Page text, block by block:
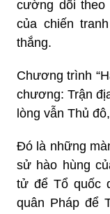
cường dõi
của chiến
thắng.
Chương trình
chương: Trận
lòng vẫn Thủ
Đó là những
sử hào hùng
tử để Tổ quốc
quân Pháp để